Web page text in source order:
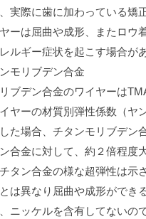
実際に歯に加わっている矯
ーは屈曲や成形、またロウ
ルギー症状を起こす場合が
モリブデン合金
ブデン合金のワイヤーは
ヤーの材質別弾性係数（ヤ
た場合、チタンモリブデン
合金に対して、約２倍程度
タン合金の様な超弾性は示
は異なり屈曲や成形ができ
ニッケルを含有してないの